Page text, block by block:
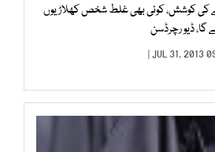
کی کوشش، کوئی بھی غلط شخص کھلاڑیوں
ڈیو رچرڈسن